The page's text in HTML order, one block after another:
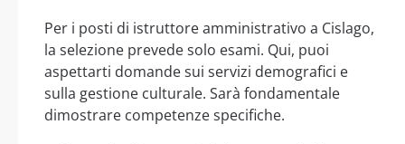
Per i posti di istruttore amministrativo a Cislago,
la selezione prevede solo esami. Qui, puoi
aspettarti domande sui servizi demografici e
sulla gestione culturale. Sarà fondamentale
dimostrare competenze specifiche.